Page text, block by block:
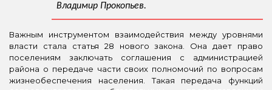
Владимир Прокопьев.
Важным инструментом взаимодействия между уровнями
власти стала статья 28 нового закона. Она дает право
поселениям заключать соглашения с администрацией
района о передаче части своих полномочий по вопросам
жизнеобеспечения населения. Такая передача функций